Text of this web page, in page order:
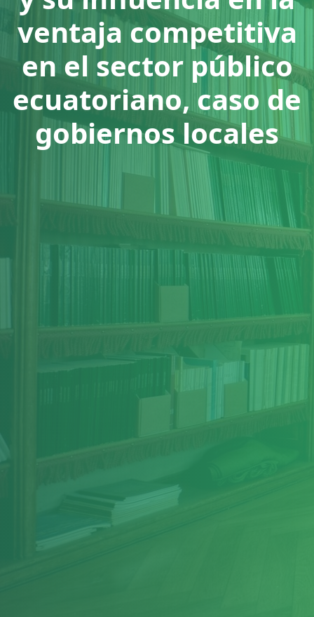
ventaja competitiva
en el sector público
ecuatoriano, caso de
gobiernos locales